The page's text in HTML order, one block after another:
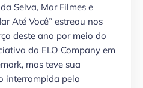
Selva, Mar Filmes e
Até Você” estreou nos
deste ano por meio do
da ELO Company em
mas teve sua
interrompida pela